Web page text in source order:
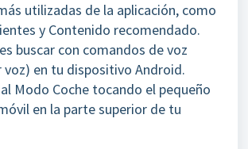
utilizadas de la aplicación, como
y Contenido recomendado.
buscar con comandos de voz
voz) en tu dispositivo Android.
Modo Coche tocando el pequeño
en la parte superior de tu